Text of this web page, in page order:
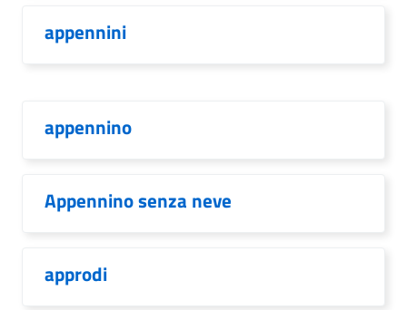
appennini
appennino
Appennino senza neve
approdi